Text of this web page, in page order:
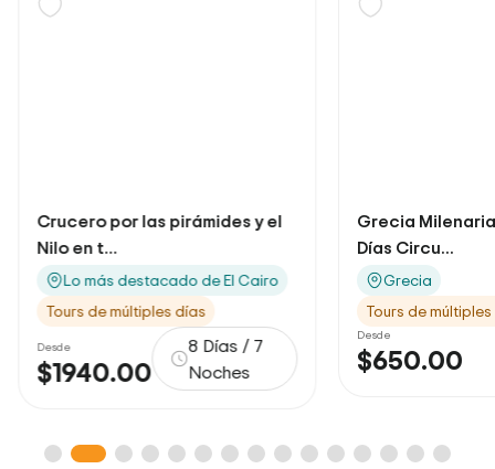
Grecia Milenaria 5 Noches / 6
Días Circu...
Grecia
Tours de múltiples días
$650.00
9 Noches
Mykonos
Tours de
$1.00